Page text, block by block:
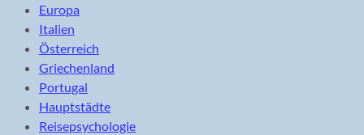
Europa
Italien
Österreich
Griechenland
Portugal
Hauptstädte
Reisepsychologie